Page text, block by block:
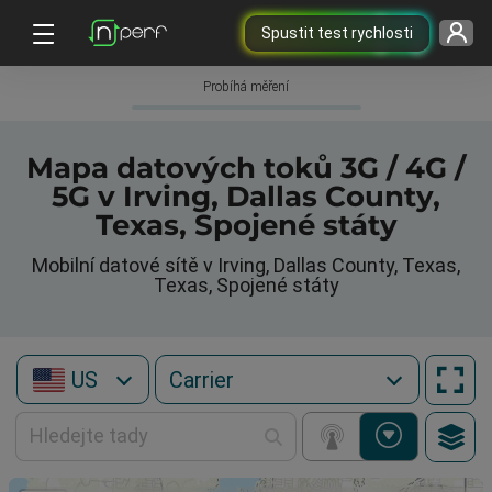
Spustit test rychlosti
Probíhá měření
Mapa datových toků 3G / 4G /
5G v Irving, Dallas County,
Texas, Spojené státy
Mobilní datové sítě v Irving, Dallas County, Texas,
Texas, Spojené státy
US